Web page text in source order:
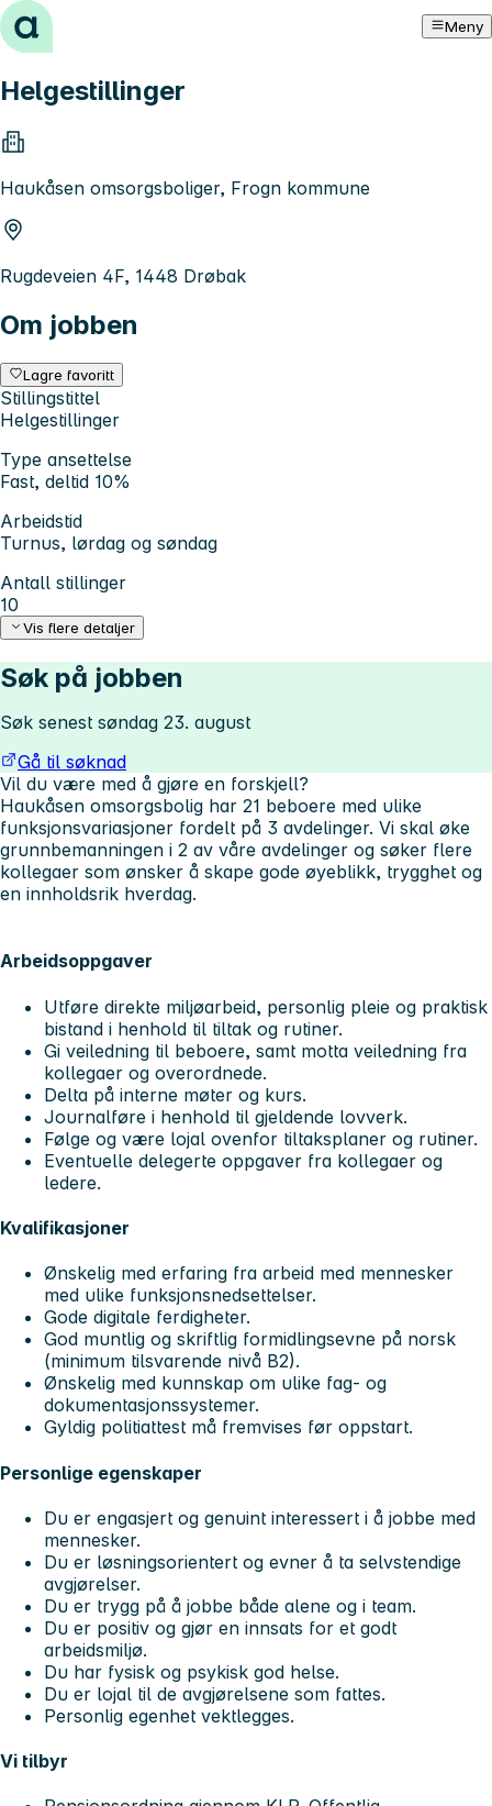
Hopp til innhold Meny
Helgestillinger
Haukåsen omsorgsboliger, Frogn kommune
Rugdeveien 4F, 1448 Drøbak
Om jobben
Lagre favoritt
Stillingstittel
Helgestillinger
Type ansettelse
Fast, deltid 10%
Arbeidstid
Turnus, lørdag og søndag
Antall stillinger
10
Vis flere detaljer
Søk på jobben
Søk senest søndag 23. august
Gå til søknad
Vil du være med å gjøre en forskjell?
Haukåsen omsorgsbolig har 21 beboere med ulike
funksjonsvariasjoner fordelt på 3 avdelinger. Vi skal øke
grunnbemanningen i 2 av våre avdelinger og søker flere
kollegaer som ønsker å skape gode øyeblikk, trygghet og
en innholdsrik hverdag.
Arbeidsoppgaver
Utføre direkte miljøarbeid, personlig pleie og praktisk
bistand i henhold til tiltak og rutiner.
Gi veiledning til beboere, samt motta veiledning fra
kollegaer og overordnede.
Delta på interne møter og kurs.
Journalføre i henhold til gjeldende lovverk.
Følge og være lojal ovenfor tiltaksplaner og rutiner.
Eventuelle delegerte oppgaver fra kollegaer og
ledere.
Kvalifikasjoner
Ønskelig med erfaring fra arbeid med mennesker
med ulike funksjonsnedsettelser.
Gode digitale ferdigheter.
God muntlig og skriftlig formidlingsevne på norsk
(minimum tilsvarende nivå B2).
Ønskelig med kunnskap om ulike fag- og
dokumentasjonssystemer.
Gyldig politiattest må fremvises før oppstart.
Personlige egenskaper
Du er engasjert og genuint interessert i å jobbe med
mennesker.
Du er løsningsorientert og evner å ta selvstendige
avgjørelser.
Du er trygg på å jobbe både alene og i team.
Du er positiv og gjør en innsats for et godt
arbeidsmiljø.
Du har fysisk og psykisk god helse.
Du er lojal til de avgjørelsene som fattes.
Personlig egenhet vektlegges.
Vi tilbyr